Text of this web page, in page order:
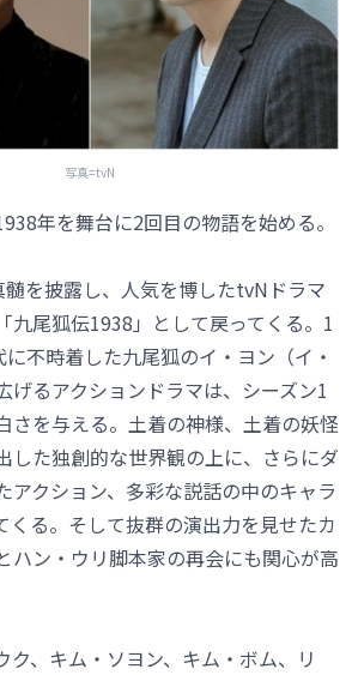
写真=tvN
年を舞台に2回目の物語を始める。
を披露し、人気を博したtvNドラマ
九尾狐伝1938」として戻ってくる。1
不時着した九尾狐のイ・ヨン（イ・
げるアクションドラマは、シーズン1
さを与える。土着の神様、土着の妖怪
した独創的な世界観の上に、さらにダ
アクション、多彩な説話の中のキャラ
くる。そして抜群の演出力を見せたカ
ハン・ウリ脚本家の再会にも関心が高
ク、キム・ソヨン、キム・ボム、リ